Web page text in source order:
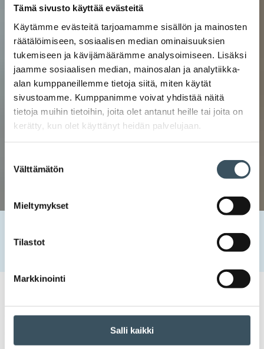
Tämä sivusto käyttää evästeitä
Käytämme evästeitä tarjoamamme sisällön ja mainosten
räätälöimiseen, sosiaalisen median ominaisuuksien
tukemiseen ja kävijämäärämme analysoimiseen. Lisäksi
jaamme sosiaalisen median, mainosalan ja analytiikka-
alan kumppaneillemme tietoja siitä, miten käytät
sivustoamme. Kumppanimme voivat yhdistää näitä
tietoja muihin tietoihin, joita olet antanut heille tai joita on
kerätty, kun olet käyttänyt heidän palvelujaan.
valinta
Välttämätön
Mieltymykset
Tilastot
Markkinointi
Salli kaikki
Transmeri: Tuotteen takana voi olla suuri määrä
15.01.2025 09:52 Case-artikkelit asiakasrajapinta,vastuullisuus,
ympäristövastuu,ympäristövastuullisuus
Transmeri: Tuotteen takana voi